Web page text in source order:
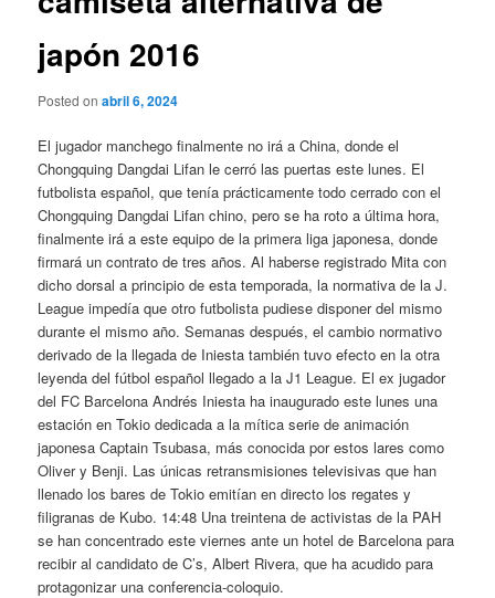
japón 2016
Posted onabril 6, 2024
El jugador manchego finalmente no irá a China, donde el
Chongquing Dangdai Lifan le cerró las puertas este lunes. El
futbolista español, que tenía prácticamente todo cerrado con el
Chongquing Dangdai Lifan chino, pero se ha roto a última hora,
finalmente irá a este equipo de la primera liga japonesa, donde
firmará un contrato de tres años. Al haberse registrado Mita con
dicho dorsal a principio de esta temporada, la normativa de la J.
League impedía que otro futbolista pudiese disponer del mismo
durante el mismo año. Semanas después, el cambio normativo
derivado de la llegada de Iniesta también tuvo efecto en la otra
leyenda del fútbol español llegado a la J1 League. El ex jugador
del FC Barcelona Andrés Iniesta ha inaugurado este lunes una
estación en Tokio dedicada a la mítica serie de animación
japonesa Captain Tsubasa, más conocida por estos lares como
Oliver y Benji. Las únicas retransmisiones televisivas que han
llenado los bares de Tokio emitían en directo los regates y
filigranas de Kubo. 14:48 Una treintena de activistas de la PAH
se han concentrado este viernes ante un hotel de Barcelona para
recibir al candidato de C’s, Albert Rivera, que ha acudido para
protagonizar una conferencia-coloquio.